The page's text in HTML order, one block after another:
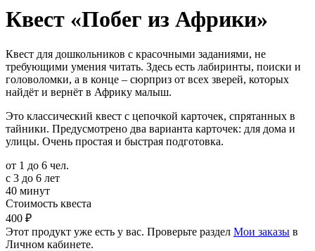
Квест «Побег из Африки»
Квест для дошкольников с красочными заданиями, не
требующими умения читать. Здесь есть лабиринты, поиски и
головоломки, а в конце – сюрприз от всех зверей, которых
найдёт и вернёт в Африку малыш.
Это классический квест с цепочкой карточек, спрятанных в
тайники. Предусмотрено два варианта карточек: для дома и
улицы. Очень простая и быстрая подготовка.
от 1 до 6 чел.
с 3 до 6 лет
40 минут
Стоимость квеста
400 ₽
Этот продукт уже есть у вас. Проверьте раздел Мои заказы в
Личном кабинете.